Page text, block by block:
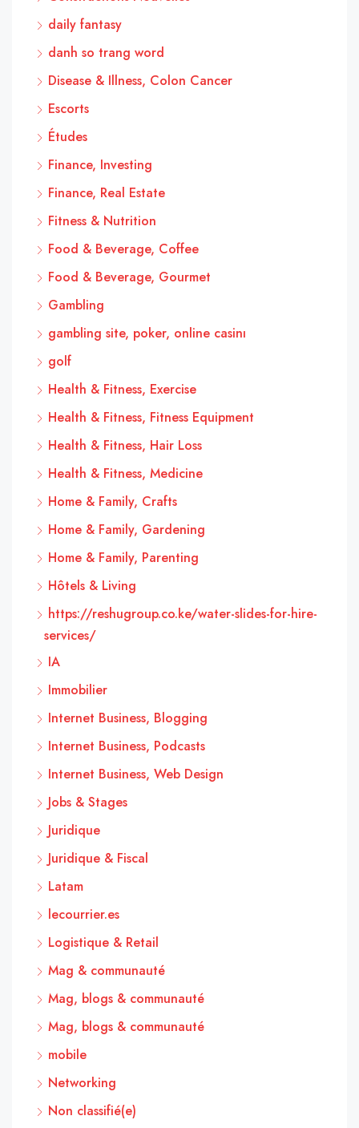
daily fantasy
danh so trang word
Disease & Illness, Colon Cancer
Escorts
Études
Finance, Investing
Finance, Real Estate
Fitness & Nutrition
Food & Beverage, Coffee
Food & Beverage, Gourmet
Gambling
gambling site, poker, online casinı
golf
Health & Fitness, Exercise
Health & Fitness, Fitness Equipment
Health & Fitness, Hair Loss
Health & Fitness, Medicine
Home & Family, Crafts
Home & Family, Gardening
Home & Family, Parenting
Hôtels & Living
https://reshugroup.co.ke/water-slides-for-hire-
services/
IA
Immobilier
Internet Business, Blogging
Internet Business, Podcasts
Internet Business, Web Design
Jobs & Stages
Juridique
Juridique & Fiscal
Latam
lecourrier.es
Logistique & Retail
Mag & communauté
Mag, blogs & communauté
Mag, blogs & communauté
mobile
Networking
Non classifié(e)